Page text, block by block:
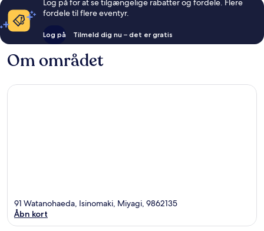
fordele til flere eventyr.
Log på Tilmeld dig nu – det er gratis
Om området
91 Watanohaeda, Isinomaki, Miyagi, 9862135
Åbn kort